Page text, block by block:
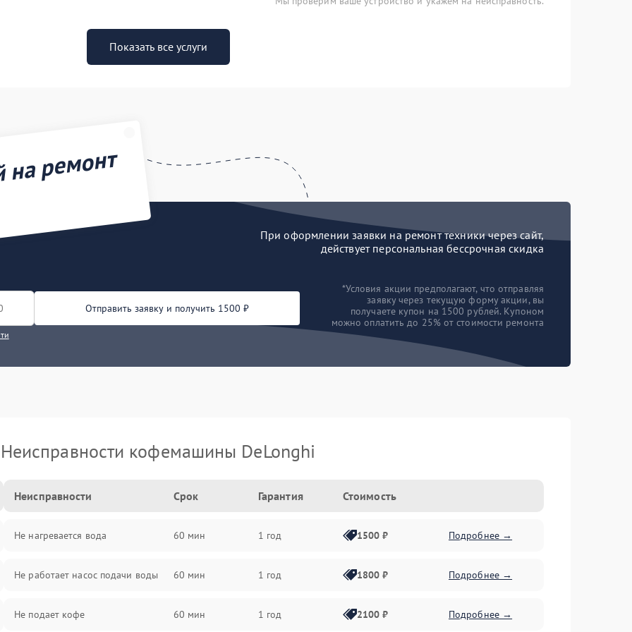
Показать все услуги
ремонт
При оформлении заявки на ремонт техники через сайт,
действует персональная бессрочная скидка
Отправить заявку и получить 1500 ₽
*Условия акции предполагают, что отправляя
заявку через текущую форму акции, вы
получаете купон на 1500 рублей. Купоном
можно оплатить до 25% от стоимости ремонта
Неисправности кофемашины DeLonghi
Неисправности Срок Гарантия Стоимость
Не нагревается вода 60 мин 1 год 1500 ₽ Подробнее →
Не работает насос подачи воды 60 мин 1 год 1800 ₽ Подробнее →
Не подает кофе 60 мин 1 год 2100 ₽ Подробнее →